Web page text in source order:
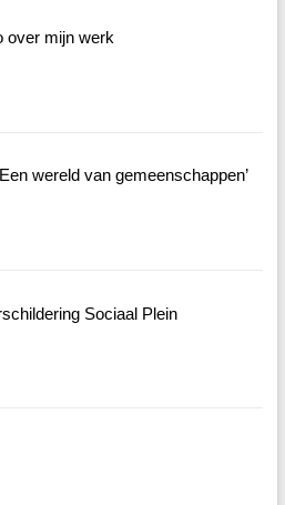
over mijn werk
wereld van gemeenschappen’
Sociaal Plein